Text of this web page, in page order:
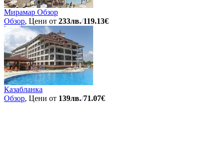
Мирамар Обзор
Обзор, Цени от 233лв./119.13€
Казабланка
Обзор, Цени от 139лв./71.07€